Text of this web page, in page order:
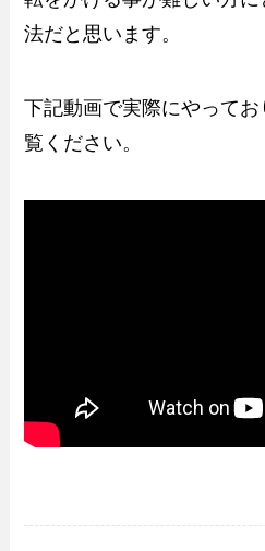
法だと思います。
下記動画で実際にやって
覧ください。